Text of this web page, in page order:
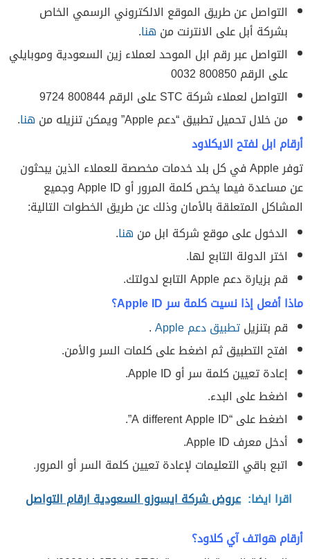
التواصل عن طريق الموقع الالكتروني الرسمي الخاص
بشركة أبل على الانترنت من هنا.
التواصل عبر رقم ابل الموحد لعملاء زين السعودية وموبايلي
على الرقم 800850 0032
التواصل لعملاء شركة STC على الرقم 800844 9724
من خلال تحميل تطبيق “دعم Apple” ويمكن تنزيله من
هنا.
أرقام ابل لفتح الايكلاود
توفر Apple في كل بلد خدمات مخصصة للعملاء الذين يبحثون
عن
مساعدة فيما يخص كلمة المرور أو Apple ID وجميع
المشاكل المتعلقة بالأمان وذلك عن طريق الخطوات التالية:
الدخول على موقع شركة ابل من هنا.
اختر الدولة التابع لها.
قم بزيارة دعم Apple‏ التابع لدولتك.
ماذا أفعل إذا نسيت كلمة سر Apple ID؟
قم بتنزيلتطبيق دعم Apple
.
افتح التطبيق ثم اضغط على كلمات السر والأمن.
إعادة تعيين كلمة سر أو Apple ID.
اضغط على البدء.
اضغط على “A different Apple ID‏”.
أدخل معرف Apple ID.
اتبع باقي التعليمات لإعادة تعيين كلمة السر أو المرور.
اقرا ايضا: عروض شركة ايسوزو السعودية ارقام التواصل
أرقام هواتف آي كلاود؟